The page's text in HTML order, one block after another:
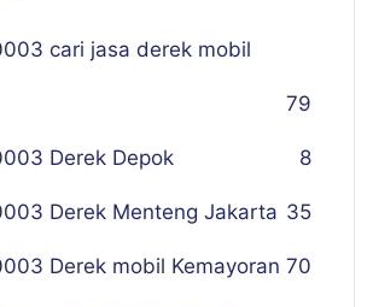
cari jasa derek mobil
79
Derek Depok 8
Derek Menteng Jakarta 35
Derek mobil Kemayoran 70